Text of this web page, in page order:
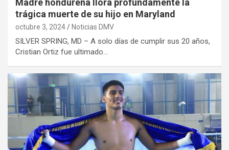
Madre hondureña llora profundamente la
trágica muerte de su hijo en Maryland
octubre 3, 2024 Noticias DMV
SILVER SPRING, MD – A solo días de cumplir sus 20 años,
Cristian Ortiz fue ultimado…